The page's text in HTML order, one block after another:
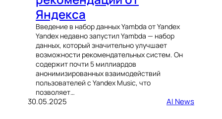
Яндекса
Введение в набор данных Yambda от Yandex
Yandex недавно запустил Yambda — набор
данных, который значительно улучшает
возможности рекомендательных систем. Он
содержит почти 5 миллиардов
анонимизированных взаимодействий
пользователей с Yandex Music, что
позволяет…
30.05.2025 AI News